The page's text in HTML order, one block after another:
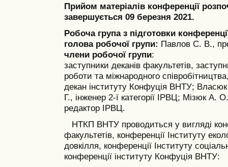
Прийом матеріалів конференції
завершується 09 березня 2021.
Робоча група з підготовки
голова робочої групи: Павлов С. В.,
члени робочої групи:
заступники деканів факультетів,
роботи та міжнародного
декан інституту Конфуція ВНТУ;
Г., інженер 2-ї категорії ІРВЦ; Мізюк А.
редактор ІРВЦ.
НТКП ВНТУ проводиться у вигляді
факультетів, конференції Інституту
довкілля, конференції Інституту
конференції інституту Конфуція ВНТУ: